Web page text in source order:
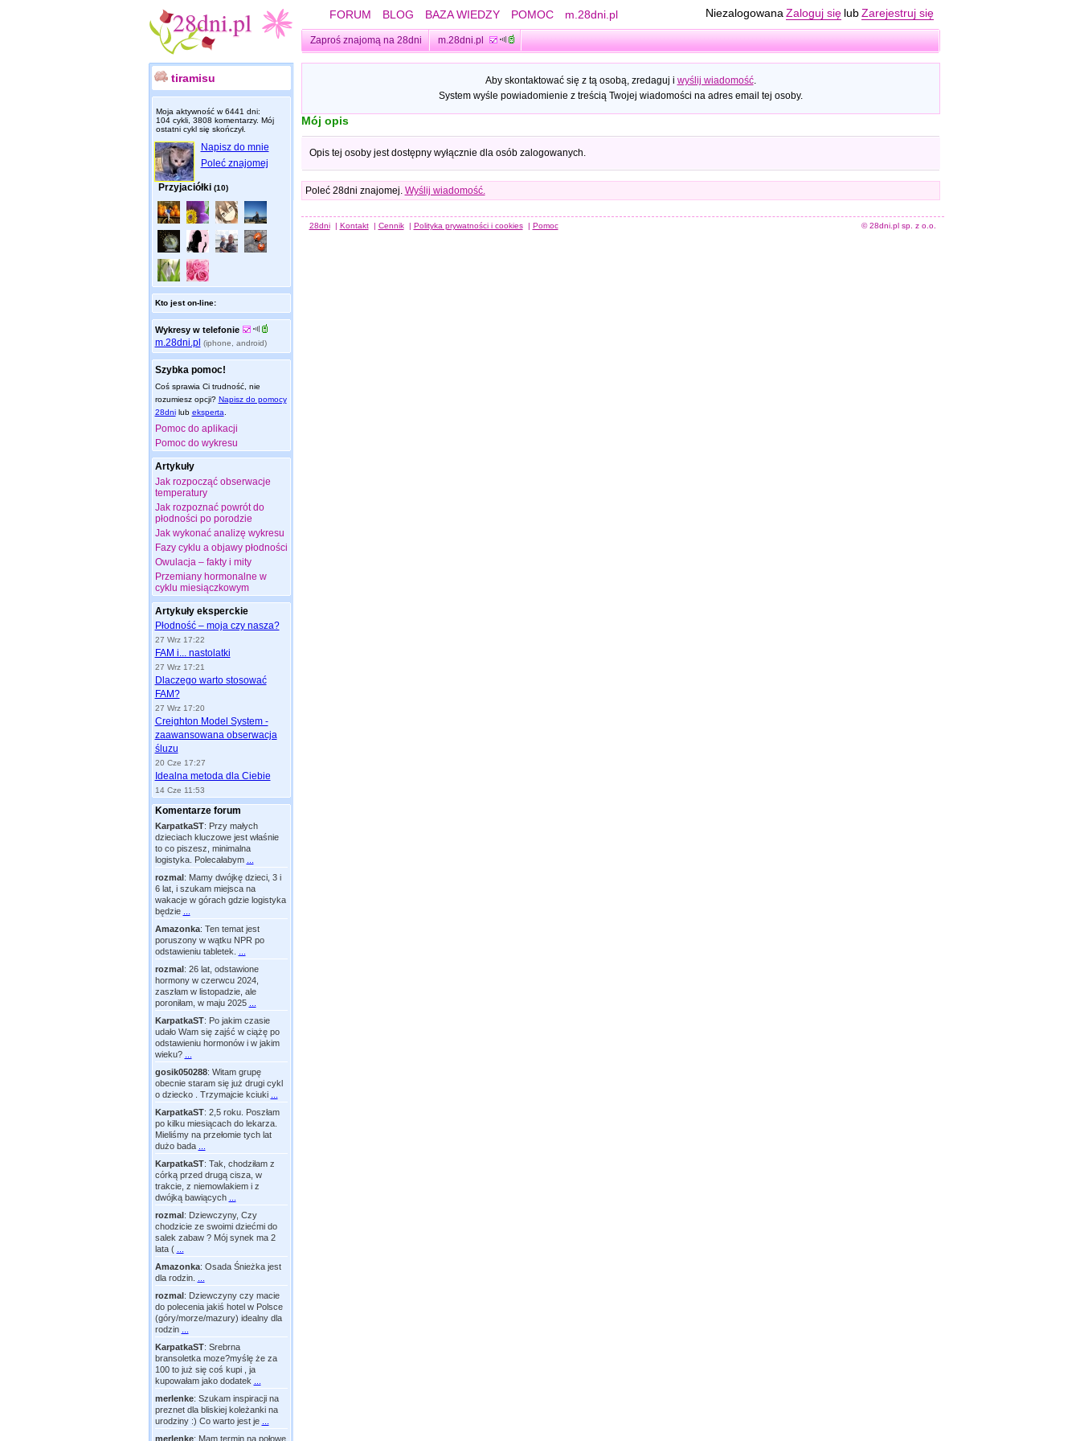
FORUM BLOG BAZA WIEDZY POMOC m.28dni.pl Niezalogowana Zaloguj się lub Zarejestruj się
Zaproś znajomą na 28dni m.28dni.pl
tiramisu
Moja aktywność w 6441 dni:
104 cykli, 3808 komentarzy. Mój
ostatni cykl się skończył.
Napisz do mnie
Poleć znajomej
Przyjaciółki (10)
Kto jest on-line:
Wykresy w telefonie
m.28dni.pl (iphone, android)
Szybka pomoc!
Coś sprawia Ci trudność, nie
rozumiesz opcji? Napisz do pomocy
28dnilub eksperta
Pomoc do aplikacji
Pomoc do wykresu
Artykuły
Jak rozpocząć obserwacje
temperatury
Jak rozpoznać powrót do
płodności po porodzie
Jak wykonać analizę wykresu
Fazy cyklu a objawy płodności
Owulacja – fakty i mity
Przemiany hormonalne w
cyklu miesiączkowym
Artykuły eksperckie
Płodność – moja czy nasza?
27 Wrz 17:22
FAM i... nastolatki
27 Wrz 17:21
Dlaczego warto stosować
FAM?
27 Wrz 17:20
Creighton Model System -
zaawansowana obserwacja
śluzu
20 Cze 17:27
Idealna metoda dla Ciebie
14 Cze 11:53
Komentarze forum
KarpatkaST: Przy małych
dzieciach kluczowe jest właśnie
to co piszesz, minimalna
logistyka. Polecałabym
rozmal: Mamy dwójkę dzieci, 3 i
6 lat, i szukam miejsca na
wakacje w górach gdzie logistyka
będzie
Amazonka: Ten temat jest
poruszony w wątku NPR po
odstawieniu tabletek.
rozmal: 26 lat, odstawione
hormony w czerwcu 2024,
zaszłam w listopadzie, ale
poroniłam, w maju 2025
KarpatkaST: Po jakim czasie
udało Wam się zajść w ciążę po
odstawieniu hormonów i w jakim
wieku?
gosik050288: Witam grupę
obecnie staram się już drugi cykl
o dziecko . Trzymajcie kciuki
KarpatkaST: 2,5 roku. Poszłam
po kilku miesiącach do lekarza.
Mieliśmy na przełomie tych lat
dużo bada
KarpatkaST: Tak, chodziłam z
córką przed drugą cisza, w
trakcie, z niemowlakiem i z
dwójką bawiących
rozmal: Dziewczyny, Czy
chodzicie ze swoimi dziećmi do
salek zabaw ? Mój synek ma 2
lata (
Amazonka: Osada Śnieżka jest
dla rodzin.
rozmal: Dziewczyny czy macie
do polecenia jakiś hotel w Polsce
(góry/morze/mazury) idealny dla
rodzin
KarpatkaST: Srebrna
bransoletka moze?myślę że za
100 to już się coś kupi , ja
kupowałam jako dodatek
merlenke: Szukam inspiracji na
preznet dla bliskiej koleżanki na
urodziny :) Co warto jest je
merlenke: Mam termin na połowę
Aby skontaktować się z tą osobą, zredaguj i wyślij wiadomość.
System wyśle powiadomienie z treścią Twojej wiadomości na adres email tej osoby.
Mój opis
Opis tej osoby jest dostępny wyłącznie dla osób zalogowanych.
Poleć 28dni znajomej. Wyślij wiadomość.
28dni | Kontakt | Cennik | Polityka prywatności i cookies | Pomoc © 28dni.pl sp. z o.o.